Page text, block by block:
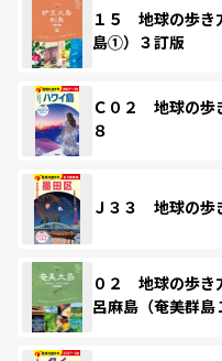
１５ 地球の歩
島①）３訂版
Ｃ０２ 地球の
８
Ｊ３３ 地球の
０２ 地球の歩
呂麻島（奄美群